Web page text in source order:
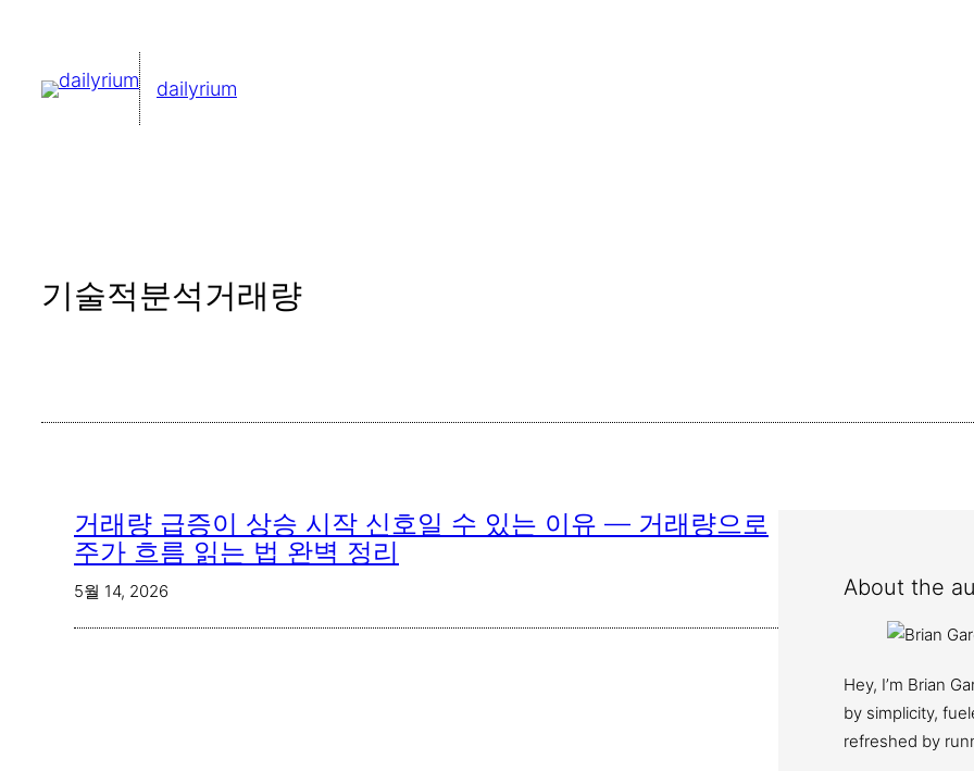
dailyrium
기술적분석거래량
거래량 급증이 상승 시작 신호일 수 있는 이유 — 거래량으로
주가 흐름 읽는 법 완벽 정리
5월 14, 2026 About the
Hey, I’m Brian
by simplicity,
refreshed by